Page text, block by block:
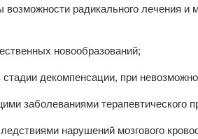
возможности радикального
новообразований;
декомпенсации, при
заболеваниями терапевтического
нарушений мозгового